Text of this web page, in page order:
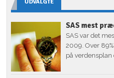
UDVALGTE
SAS mest
SAS var det
2009. Over
på verdensplan